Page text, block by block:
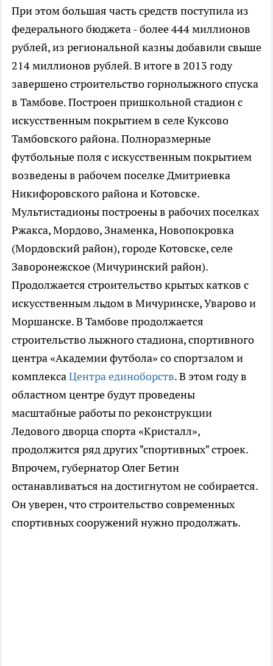
При этом большая часть средств поступила из
федерального бюджета - более 444 миллионов
рублей, из региональной казны добавили свыше
214 миллионов рублей. В итоге в 2013 году
завершено строительство горнолыжного спуска
в Тамбове. Построен пришкольной стадион с
искусственным покрытием в селе Куксово
Тамбовского района. Полноразмерные
футбольные поля с искусственным покрытием
возведены в рабочем поселке Дмитриевка
Никифоровского района и Котовске.
Мультистадионы построены в рабочих поселках
Ржакса, Мордово, Знаменка, Новопокровка
(Мордовский район), городе Котовске, селе
Заворонежское (Мичуринский район).
Продолжается строительство крытых катков с
искусственным льдом в Мичуринске, Уварово и
Моршанске. В Тамбове продолжается
строительство лыжного стадиона, спортивного
центра «Академии футбола» со спортзалом и
комплексаЦентра единоборств. В этом году в
областном центре будут проведены
масштабные работы по реконструкции
Ледового дворца спорта «Кристалл»,
продолжится ряд других "спортивных" строек.
Впрочем, губернатор Олег Бетин
останавливаться на достигнутом не собирается.
Он уверен, что строительство современных
спортивных сооружений нужно продолжать.